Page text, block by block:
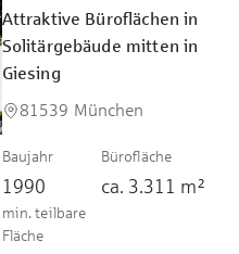
Attraktive Büroflächen in
Solitärgebäude mitten in
Giesing
81539 München
Baujahr
1990
Bürofläche
ca. 3.311 m²
min. teilbare
Fläche